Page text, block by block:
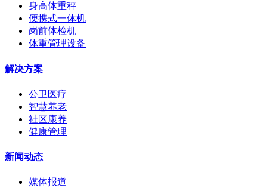
身高体重秤
便携式一体机
岗前体检机
体重管理设备
解决方案
公卫医疗
智慧养老
社区康养
健康管理
新闻动态
媒体报道